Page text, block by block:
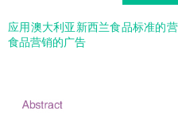
应用澳大利亚新西兰食品标准的
食品营销的广告